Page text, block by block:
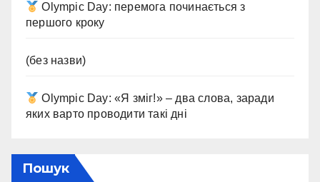
Olympic Day: перемога починається з
першого кроку
(без назви)
Olympic Day: «Я зміг!» – два слова, заради
яких варто проводити такі дні
Пошук